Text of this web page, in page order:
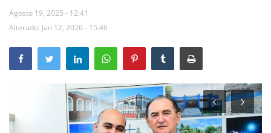
Secretarias e Órgãos
Mural de Licitações
Vídeos
Agosto 19, 2025 - 12:41
Alterado: Jan 12, 2026 - 15:46